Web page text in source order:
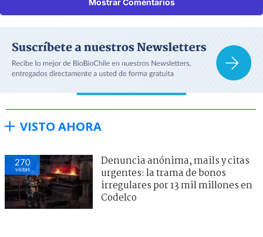
VISTO AHORA
270
visitas
Denuncia anónima, mails y citas
urgentes: la trama de bonos
irregulares por 13 mil millones en
Codelco